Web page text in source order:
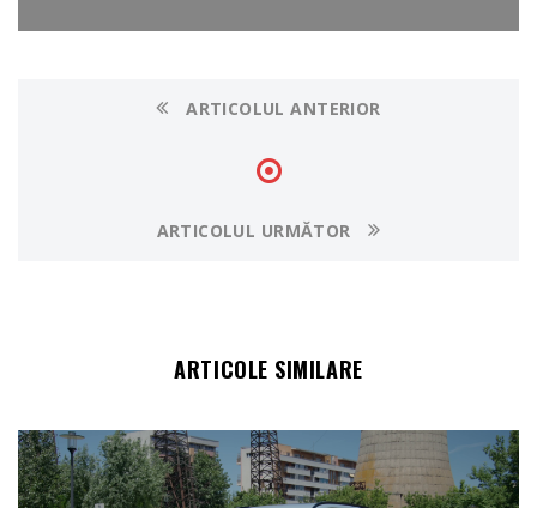
ARTICOLUL ANTERIOR
ARTICOLUL URMĂTOR
ARTICOLE SIMILARE